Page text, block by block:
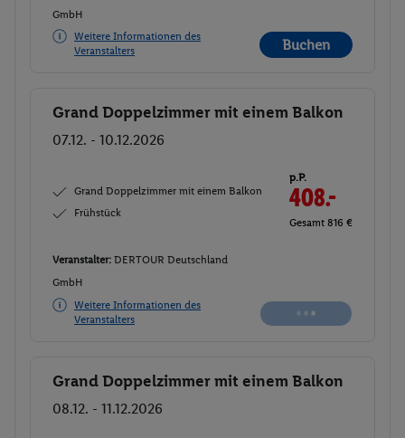
GmbH
Weitere Informationen des
Veranstalters
Buchen
Buchen
Grand Doppelzimmer mit einem Balkon
07.12. - 10.12.2026
Grand Doppelzimmer mit einem Balkon
Frühstück
p.P.
408.50
Gesamt 817 €
Veranstalter: DERTOUR Deutschland
GmbH
Weitere Informationen des
Veranstalters
Buchen
Buchen
Grand Doppelzimmer mit einem Balkon
08.12. - 11.12.2026